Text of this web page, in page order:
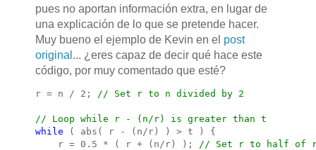
pues no aportan información extra, en lugar de
una explicación de lo que se pretende hacer.
Muy bueno el ejemplo de Kevin en el post
original ... ¿eres capaz de decir qué hace este
código, por muy comentado que esté?
r = n / 2; // Set r to n divided by 2
// Loop while r - (n/r) is greater than t
while ( abs( r - (n/r) ) > t ) {
    r = 0.5 * ( r + (n/r) );
// Set r to half of